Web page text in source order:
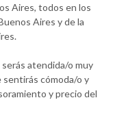
Aires, todos en los
Aires y de la
atendida/o muy
sentirás cómoda/o y
y precio del